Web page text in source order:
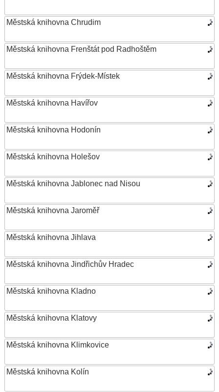
Městská knihovna Chrudim
Městská knihovna Frenštát pod Radhoštěm
Městská knihovna Frýdek-Místek
Městská knihovna Havířov
Městská knihovna Hodonín
Městská knihovna Holešov
Městská knihovna Jablonec nad Nisou
Městská knihovna Jaroměř
Městská knihovna Jihlava
Městská knihovna Jindřichův Hradec
Městská knihovna Kladno
Městská knihovna Klatovy
Městská knihovna Klimkovice
Městská knihovna Kolín